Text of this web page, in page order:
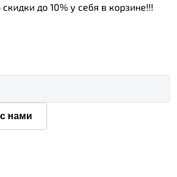
до 10% у себя в корзине!!!
нами